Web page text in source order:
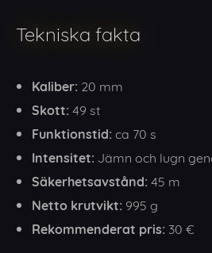
Tekniska fakta
Kaliber: 20 mm
Skott: 49 st
Funktionstid: ca 70 s
Intensitet: Jämn och lugn
Säkerhetsavstånd: 45 m
Netto krutvikt: 995 g
Rekommenderat pris: 30 €